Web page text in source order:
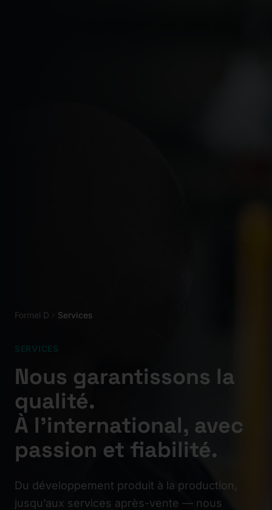
Formel D Services
SERVICES
Nous garantissons la
qualité.
À l’international, avec
passion et fiabilité.
Du développement produit à la production,
jusqu’aux services après-vente — nous